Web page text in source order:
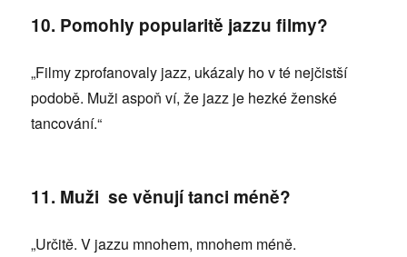
10. Pomohly popularitě jazzu filmy?
„Filmy zprofanovaly jazz, ukázaly ho v té nejčistší
podobě. Muži aspoň ví, že jazz je hezké ženské
tancování.“
11. Muži se věnují tanci méně?
„Určitě. V jazzu mnohem, mnohem méně.